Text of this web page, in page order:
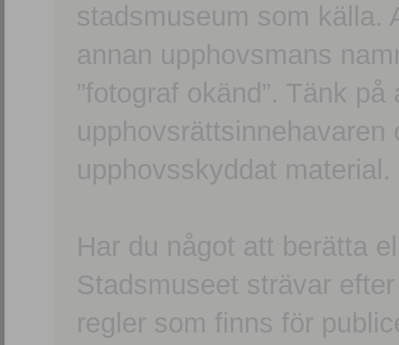
stadsmuseum som källa.
annan upphovsmans
”fotograf okänd”. Tänk
upphovsskyddat material.
Har du något att berätta
Stadsmuseet strävar
regler som finns för